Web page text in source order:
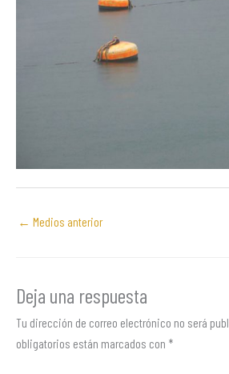
← Medios anterior
Deja una respuesta
Tu dirección de correo electrónico no será
obligatorios están marcados con *